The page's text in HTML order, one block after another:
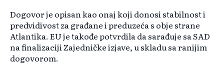
Dogovor je opisan kao onaj koji donosi stabilnost i
predvidivost za građane i preduzeća s obje strane
Atlantika. EU je takođe potvrdila da sarađuje sa SAD
na finalizaciji Zajedničke izjave, u skladu sa ranijim
dogovorom.